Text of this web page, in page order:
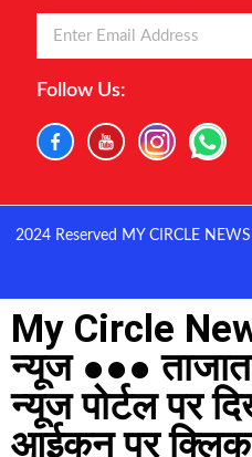
Follow Us:
2024 Reserved MY CIRCLE
My Circle
न्यूज ●●●
न्यूज पोर्टल पर
आईकन पर